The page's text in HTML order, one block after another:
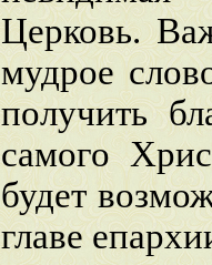
Церковь.
мудрое
получить
самого
будет
главе